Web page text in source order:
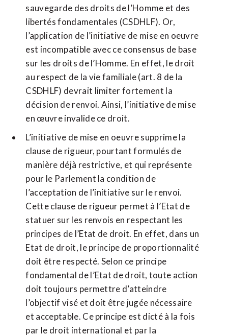
sauvegarde des droits de l’Homme et des
libertés fondamentales (CSDHLF). Or,
l’application de l’initiative de mise en oeuvre
est incompatible avec ce consensus de base
sur les droits de l’Homme. En effet, le droit
au respect de la vie familiale (art. 8 de la
CSDHLF) devrait limiter fortement la
décision de renvoi. Ainsi, l’initiative de mise
en œuvre invalide ce droit.
L’initiative de mise en oeuvre supprime la
clause de rigueur, pourtant formulés de
manière déjà restrictive, et qui représente
pour le Parlement la condition de
l’acceptation de l’initiative sur le renvoi.
Cette clause de rigueur permet à l’Etat de
statuer sur les renvois en respectant les
principes de l’Etat de droit. En effet, dans un
Etat de droit, le principe de proportionnalité
doit être respecté. Selon ce principe
fondamental de l’Etat de droit, toute action
doit toujours permettre d’atteindre
l’objectif visé et doit être jugée nécessaire
et acceptable. Ce principe est dicté à la fois
par le droit international et par la